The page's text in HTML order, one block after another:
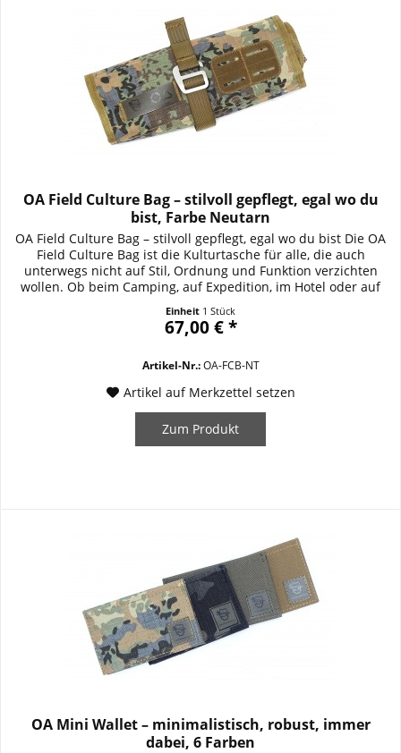
OA Field Culture Bag – stilvoll gepflegt, egal wo du
bist, Farbe Neutarn
OA Field Culture Bag – stilvoll gepflegt, egal wo du bist Die OA
Field Culture Bag ist die Kulturtasche für alle, die auch
unterwegs nicht auf Stil, Ordnung und Funktion verzichten
wollen. Ob beim Camping, auf Expedition, im Hotel oder auf
Outdoor-Tauglichkeit mit eleganter Organisation. Wie eine
hochwertige Werkzeugrolle...
Einheit 1 Stück
67,00 € *
Artikel-Nr.:OA-FCB-NT
Artikel auf Merkzettel setzen
Zum Produkt
OA Mini Wallet – minimalistisch, robust, immer
dabei, 6 Farben